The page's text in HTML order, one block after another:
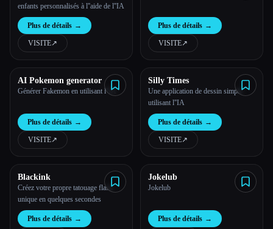
enfants personnalisés à l''aide de l''IA
Plus de détails →
VISITE↗︎
Plus de détails →
VISITE↗︎
AI Pokemon generator
Générer Fakemon en utilisant l''IA
Plus de détails →
VISITE↗︎
Silly Times
Une application de dessin simple
utilisant l''IA
Plus de détails →
VISITE↗︎
Blackink
Créez votre propre tatouage flash
unique en quelques secondes
Plus de détails →
Jokelub
Jokelub
Plus de détails →